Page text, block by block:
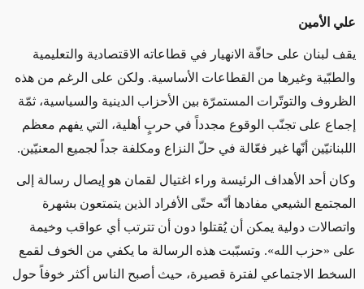
علي الأمين
يقف لبنان على حافّة الانهيار في قطاعاته الاقتصادية والتعليمية
والطبّية وغيرها من القطاعات الأساسية. ولكن على الرغم من هذه
الظروف والتوتّرات المستمرّة بين الأحزاب الدينية والسياسية، ثمّة
إجماع على تجنّب الوقوع مجدداً في حربٍ أهلية، التي يفهم معظم
اللبنانيّين أنّها غير فعّالة في حلّ النزاع ومكلفة جداً لجميع المعنيّين.
وكان أحد الأهداف الرئيسة وراء اغتيال لقمان هو إيصال رسالة إلى
المجتمع الشيعي مفادها أنّه حتّى الأفراد الذين يتمتعون بشهرة
واتصالات دولية يمكن أن يُقتلوا دون أن تترتب أي عواقب وخيمة
على «حزب الله». وتسبّبت هذه الرسالة ما يكفي من الخوف لقمع
السخط الاجتماعي لفترة قصيرة، حيث أصبح الناس أكثر خوفاً حول